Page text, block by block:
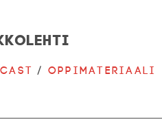
/ Oppimateriaali